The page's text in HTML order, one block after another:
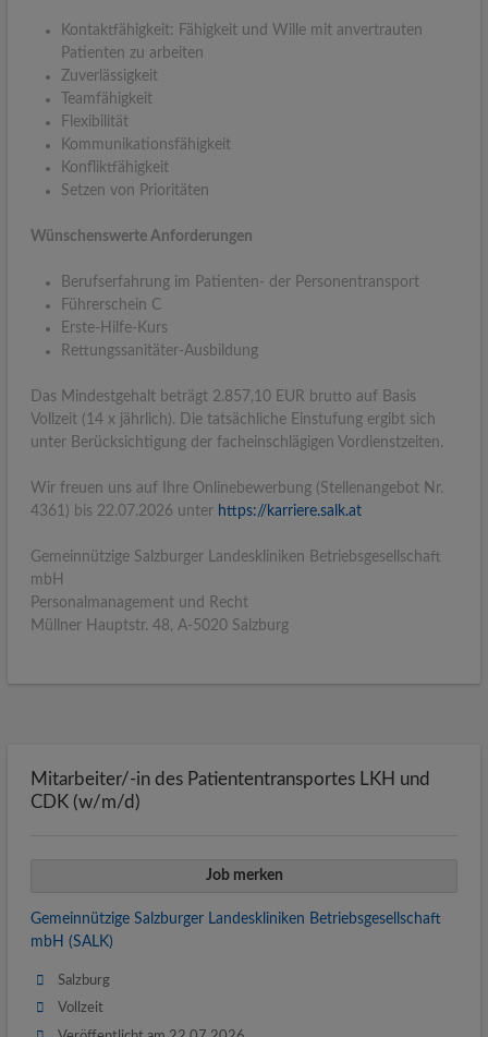
Kontaktfähigkeit: Fähigkeit und Wille mit anvertrauten
Patienten zu arbeiten
Zuverlässigkeit
Teamfähigkeit
Flexibilität
Kommunikationsfähigkeit
Konfliktfähigkeit
Setzen von Prioritäten
Wünschenswerte Anforderungen
Berufserfahrung im Patienten- der Personentransport
Führerschein C
Erste-Hilfe-Kurs
Rettungssanitäter-Ausbildung
Das Mindestgehalt beträgt 2.857,10 EUR brutto auf Basis
Vollzeit (14 x jährlich). Die tatsächliche Einstufung ergibt sich
unter Berücksichtigung der facheinschlägigen Vordienstzeiten.
Wir freuen uns auf Ihre Onlinebewerbung (Stellenangebot Nr.
4361) bis 22.07.2026 unter https://karriere.salk.at
Gemeinnützige Salzburger Landeskliniken Betriebsgesellschaft
mbH
Personalmanagement und Recht
Müllner Hauptstr. 48, A-5020 Salzburg
Mitarbeiter/-in des Patiententransportes LKH und
CDK (w/m/d)
Job merken
Gemeinnützige Salzburger Landeskliniken Betriebsgesellschaft
mbH (SALK)
Salzburg
Vollzeit